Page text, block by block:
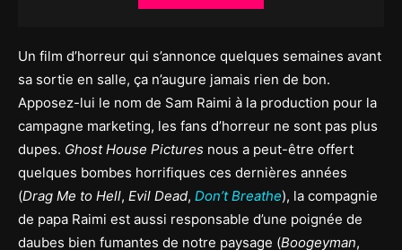
Un film d’horreur qui s’annonce quelques semaines avant
sa sortie en salle, ça n’augure jamais rien de bon.
Apposez-lui le nom de Sam Raimi à la production pour la
campagne marketing, les fans d’horreur ne sont pas plus
dupes. Ghost House Pictures nous a peut-être offert
quelques bombes horrifiques ces dernières années
(Drag Me to Hell, Evil Dead, Don’t Breathe), la compagnie
de papa Raimi est aussi responsable d’une poignée de
daubes bien fumantes de notre paysage (Boogeyman,